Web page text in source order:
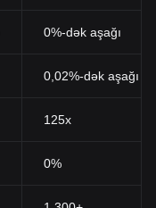
0%-dək aşağı
0,02%-dək aşağı
125x
0%